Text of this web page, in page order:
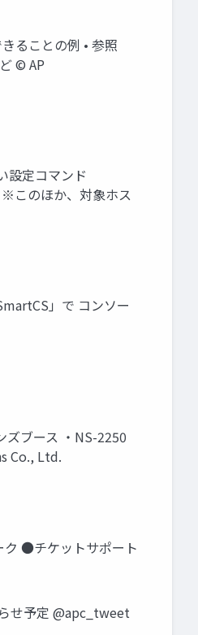
ることの例 • 参照
© AP
設定コマンド
このほか、対象ホス
」で コンソー
ズブース ・NS-2250
Co., Ltd.
●チケットサポート
せ予定 @apc_tweet